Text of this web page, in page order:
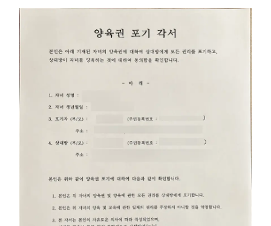
부소개
부소개
대륜의 강점
오시는 길
고객의 소리
업무사례
사례분석/최신동향
이혼 법률정보
법률지식인
이혼소송·상담후기